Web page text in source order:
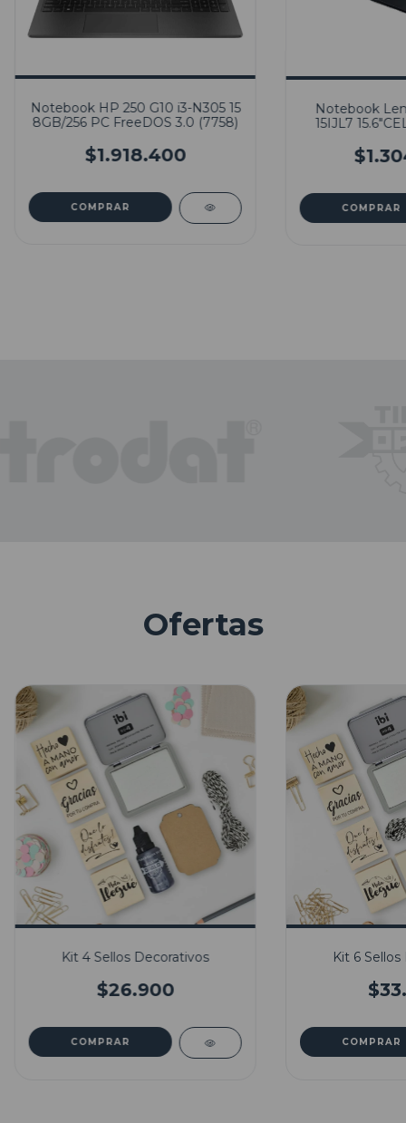
Notebook HP 250 G10 i3-N305 15
8GB/256 PC FreeDOS 3.0 (7758)
$1.918.400
Notebook
15IJL7
Ofertas
Kit 4 Sellos Decorativos
$26.900
Kit 6